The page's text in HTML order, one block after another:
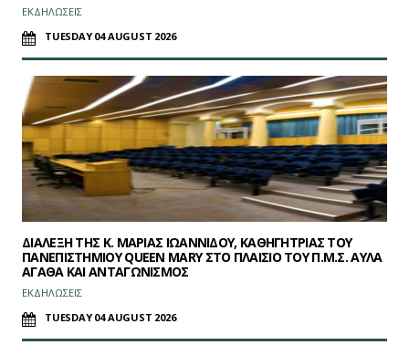
ΕΚΔΗΛΩΣΕΙΣ
TUESDAY 04 AUGUST 2026
ΔΙΑΛΕΞΗ ΤΗΣ Κ. ΜΑΡΙΑΣ ΙΩΑΝΝΙΔΟΥ, ΚΑΘΗΓΗΤΡΙΑΣ ΤΟΥ
ΠΑΝΕΠΙΣΤΗΜΙΟΥ QUEEN MARY ΣΤΟ ΠΛΑΙΣΙΟ ΤΟΥ Π.Μ.Σ. ΑΥΛΑ
ΑΓΑΘΑ ΚΑΙ ΑΝΤΑΓΩΝΙΣΜΟΣ
ΕΚΔΗΛΩΣΕΙΣ
TUESDAY 04 AUGUST 2026